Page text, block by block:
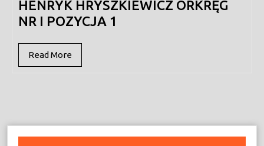
HENRYK HRYSZKIEWICZ ORKRĘG
NR I POZYCJA 1
Read More
More